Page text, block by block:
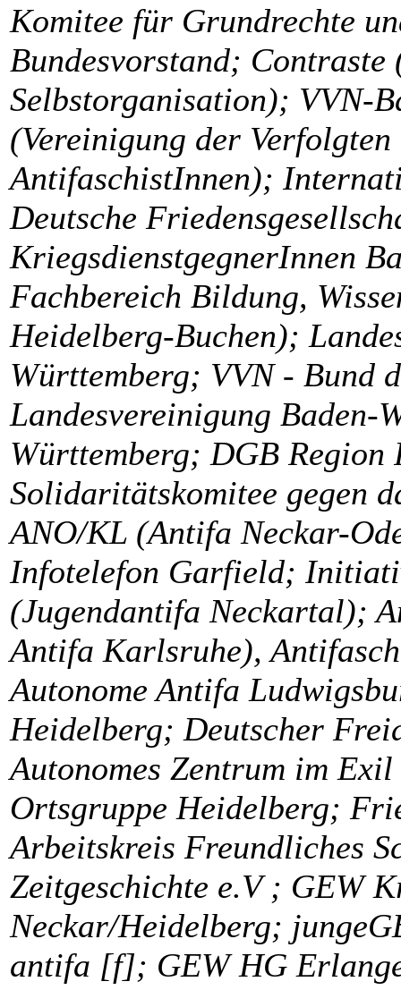
Komitee für Grundrechte
Bundesvorstand;
Selbstorganisation); VVN-
(Vereinigung der
AntifaschistInnen);
Deutsche
KriegsdienstgegnerInnen
Fachbereich Bildung,
Heidelberg-Buchen);
Württemberg; VVN - Bund
Landesvereinigung Baden-
Württemberg; DGB Region
Solidaritätskomitee gegen
ANO/KL (Antifa Neckar-
Infotelefon Garfield;
(Jugendantifa Neckartal);
Antifa Karlsruhe),
Autonome Antifa
Heidelberg; Deutscher
Autonomes Zentrum im
Ortsgruppe Heidelberg;
Arbeitskreis Freundliches
Zeitgeschichte e.V ; GEW
Neckar/Heidelberg;
antifa [f]; GEW HG